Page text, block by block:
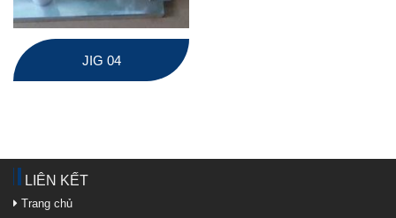
JIG 04
LIÊN KẾT
Trang chủ